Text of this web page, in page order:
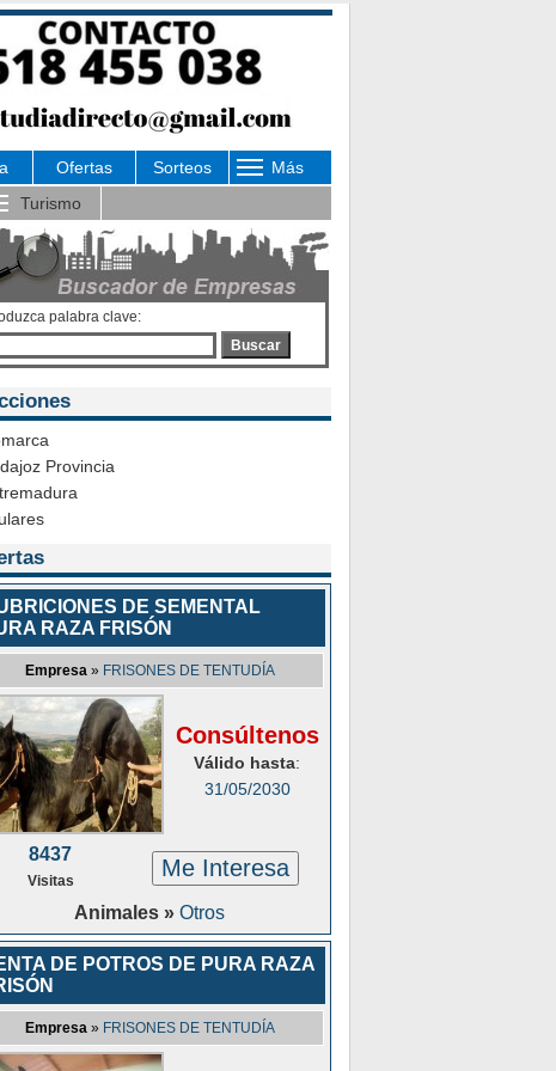
Ofertas Sorteos
Más
Turismo
palabra clave:
Buscar
Provincia
DE SEMENTAL
RAZA FRISÓN
Empresa» FRISONES DE TENTUDÍA
Consúltenos
Válido hasta:
31/05/2030
8437
Visitas Me Interesa
Animales » Otros
DE POTROS DE PURA RAZA
Empresa» FRISONES DE TENTUDÍA